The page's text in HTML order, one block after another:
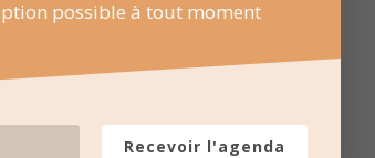
possible à tout moment
Recevoir l'agenda